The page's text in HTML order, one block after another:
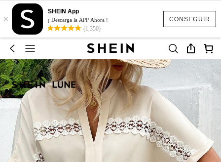
CONSEGUIR
×
SHEIN App
¡ Descarga la APP Ahora !
(1,350)